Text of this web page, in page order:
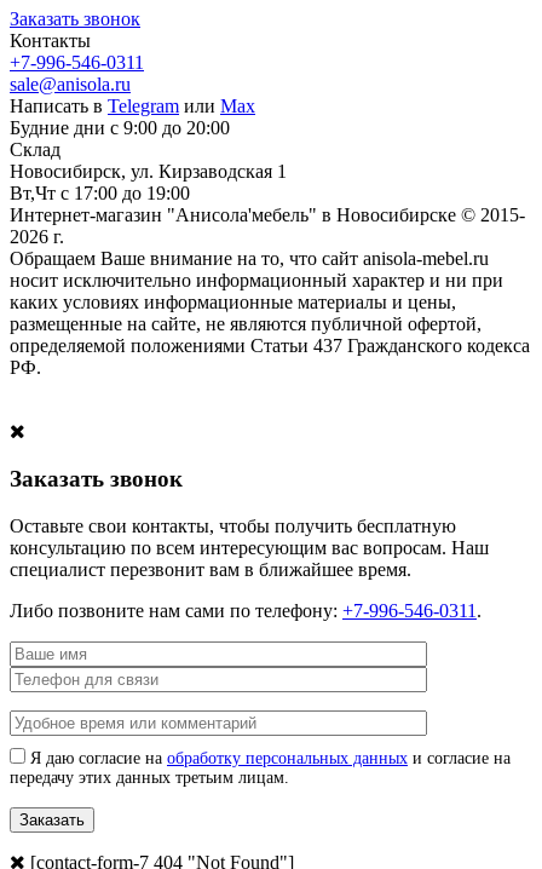
Заказать звонок
Контакты
+7-996-546-0311
sale@anisola.ru
Написать в Telegram или Max
Будние дни с 9:00 до 20:00
Склад
Новосибирск, ул. Кирзаводская 1
Вт,Чт с 17:00 до 19:00
Интернет-магазин "Анисола'мебель" в Новосибирске © 2015-
2026 г.
Обращаем Ваше внимание на то, что сайт anisola-mebel.ru
носит исключительно информационный характер и ни при
каких условиях информационные материалы и цены,
размещенные на сайте, не являются публичной офертой,
определяемой положениями Статьи 437 Гражданского кодекса
РФ.
Заказать звонок
Оставьте свои контакты, чтобы получить бесплатную
консультацию по всем интересующим вас вопросам. Наш
специалист перезвонит вам в ближайшее время.
Либо позвоните нам сами по телефону: +7-996-546-0311 .
Я даю согласие на обработку персональных данных и согласие на
передачу этих данных третьим лицам.
[contact-form-7 404 "Not Found"]